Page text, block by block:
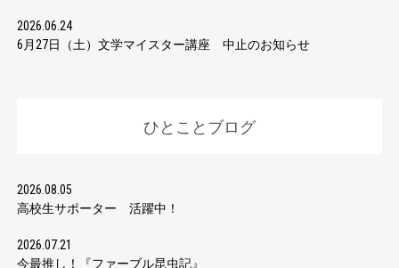
2026.06.24
6月27日（土）文学マイスター講座 中止のお知らせ
ひとことブログ
2026.08.05
高校生サポーター 活躍中！
2026.07.21
今最推し！『ファーブル昆虫記』